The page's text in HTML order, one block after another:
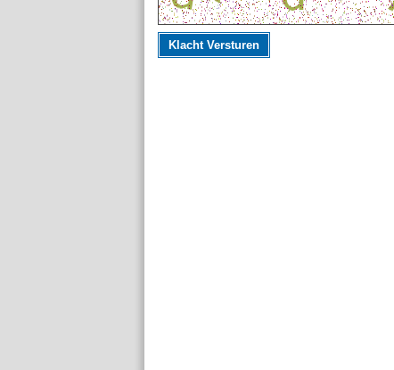
Klacht Versturen